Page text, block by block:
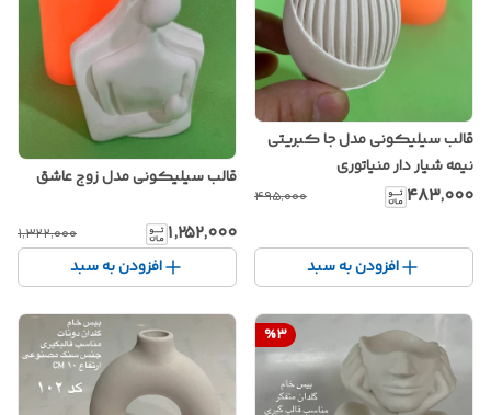
قالب سیلیکونی مدل جا کبریتی
نیمه شیار دار منیاتوری
۴۸۳٬۰۰۰ ۴۹۵٬۰۰۰
افزودن به سبد
قالب سیلیکونی مدل زوج عاشق
۱٬۲۵۲٬۰۰۰ ۱٬۳۲۲٬۰۰۰
افزودن به سبد
%3